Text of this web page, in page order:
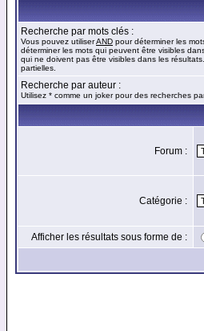
Recherche par mots clés :
Vous pouvez utiliserAND pour déterminer les
déterminer les mots qui peuvent être visibles
qui ne doivent pas être visibles dans les
partielles.
Recherche par auteur :
Utilisez * comme un joker pour des recherches
Forum :
Catégorie :
Afficher les résultats sous forme de :